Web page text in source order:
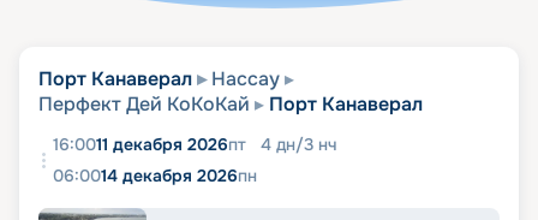
Порт Канаверал
Нассау
Перфект Дей КоКоКай
Порт Канаверал
16:0011 декабря 2026пт 4 дн/3 нч
06:0014 декабря 2026пн